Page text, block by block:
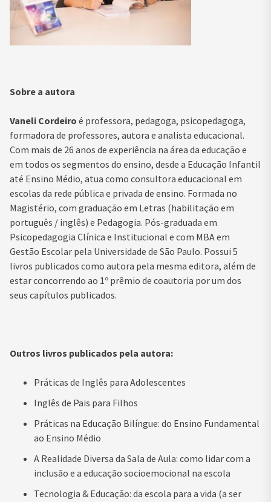
Sobre a autora
Vaneli Cordeiro é professora, pedagoga, psicopedagoga,
formadora de professores, autora e analista educacional.
Com mais de 26 anos de experiência na área da educação e
em todos os segmentos do ensino, desde a Educação Infantil
até Ensino Médio, atua como consultora educacional em
escolas da rede pública e privada de ensino. Formada no
Magistério, com graduação em Letras (habilitação em
português / inglês) e Pedagogia. Pós-graduada em
Psicopedagogia Clínica e Institucional e com MBA em
Gestão Escolar pela Universidade de São Paulo. Possui 5
livros publicados como autora pela mesma editora, além de
estar concorrendo ao 1º prêmio de coautoria por um dos
seus capítulos publicados.
Outros livros publicados pela autora:
Práticas de Inglês para Adolescentes
Inglês de Pais para Filhos
Práticas na Educação Bilíngue: do Ensino Fundamental
ao Ensino Médio
A Realidade Diversa da Sala de Aula: como lidar com a
inclusão e a educação socioemocional na escola
Tecnologia & Educação: da escola para a vida (a ser